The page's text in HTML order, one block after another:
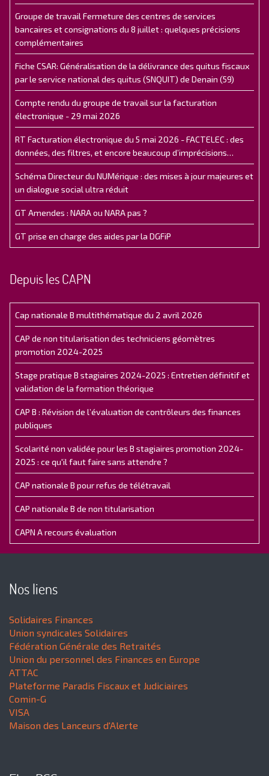
Groupe de travail Fermeture des centres de services
bancaires et consignations du 8 juillet : quelques précisions
complémentaires
Fiche CSAR: Généralisation de la délivrance des quitus fiscaux
par le service national des quitus (SNQUIT) de Denain (59)
Compte rendu du groupe de travail sur la facturation
électronique - 29 mai 2026
RT Facturation électronique du 5 mai 2026 - FACTELEC : des
données, des filtres, et encore beaucoup d’imprécisions…
Schéma Directeur du NUMérique : des mises à jour majeures et
un dialogue social ultra réduit
GT Amendes : NARA ou NARA pas ?
GT prise en charge des aides par la DGFiP
Depuis les CAPN
Cap nationale B multithématique du 2 avril 2026
CAP de non titularisation des techniciens géomètres
promotion 2024-2025
Stage pratique B stagiaires 2024-2025 : Entretien définitif et
validation de la formation théorique
CAP B : Révision de l’évaluation de contrôleurs des finances
publiques
Scolarité non validée pour les B stagiaires promotion 2024-
2025 : ce qu'il faut faire sans attendre ?
CAP nationale B pour refus de télétravail
CAP nationale B de non titularisation
CAPN A recours évaluation
Nos liens
Solidaires Finances
Union syndicales Solidaires
Fédération Générale des Retraités
Union du personnel des Finances en Europe
ATTAC
Plateforme Paradis Fiscaux et Judiciaires
Comin-G
VISA
Maison des Lanceurs d'Alerte